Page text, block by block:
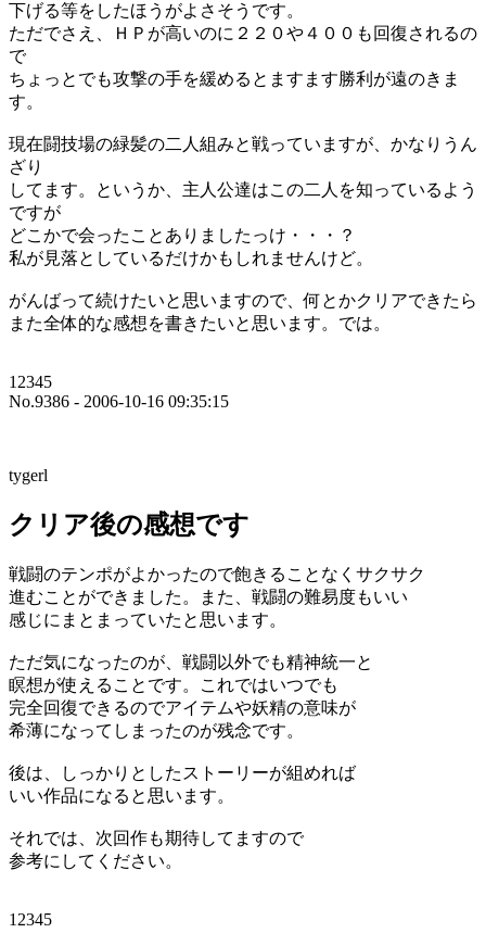
下げる等をしたほうがよさそうです。
ただでさえ、ＨＰが高いのに２２０や４００も回復されるの
で
ちょっとでも攻撃の手を緩めるとますます勝利が遠のきま
す。
現在闘技場の緑髪の二人組みと戦っていますが、かなりうん
ざり
してます。というか、主人公達はこの二人を知っているよう
ですが
どこかで会ったことありましたっけ・・・？
私が見落としているだけかもしれませんけど。
がんばって続けたいと思いますので、何とかクリアできたら
また全体的な感想を書きたいと思います。では。
12345
No.9386 - 2006-10-16 09:35:15
tygerl
クリア後の感想です
戦闘のテンポがよかったので飽きることなくサクサク
進むことができました。また、戦闘の難易度もいい
感じにまとまっていたと思います。
ただ気になったのが、戦闘以外でも精神統一と
瞑想が使えることです。これではいつでも
完全回復できるのでアイテムや妖精の意味が
希薄になってしまったのが残念です。
後は、しっかりとしたストーリーが組めれば
いい作品になると思います。
それでは、次回作も期待してますので
参考にしてください。
12345